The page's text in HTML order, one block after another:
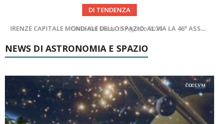
DI TENDENZA
Cielo del Mese di Agosto 2026
SUPERNOVAE aggiornamenti del mese – Agosto 2026
NEWS DI ASTRONOMIA E SPAZIO